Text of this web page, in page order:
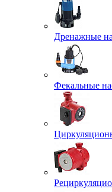
Дренажные
Фекальные